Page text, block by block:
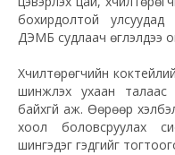
бохирдолтой
ДЭМБ судлаач өгүүлэлдээ
Хүчилтөрөгчийн
шинжлэх ухаан талаас
байхгүй аж. Өөрөөр
хоол боловсруулах
шингэдэг гэдгийг